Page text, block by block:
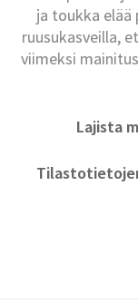
ja toukka elää
ruusukasveilla,
viimeksi
Lajista